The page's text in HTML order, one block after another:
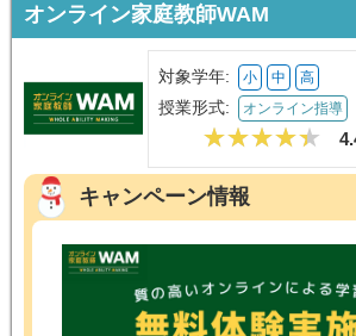
オンライン家庭教師WAM
対象学年: 小 中 高
授業形式: オンライン指導
キャンペーン情報